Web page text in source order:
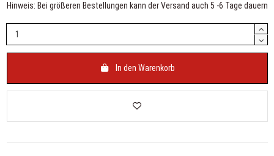
Hinweis: Bei größeren Bestellungen kann der Versand auch 5 -6 Tage dauern
In den Warenkorb